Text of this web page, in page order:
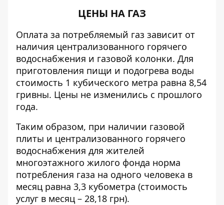
ЦЕНЫ НА ГАЗ
Оплата за потребляемый газ зависит от
наличия централизованного горячего
водоснабжения и газовой колонки. Для
приготовления пищи и подогрева воды
стоимость 1 кубического метра равна 8,54
гривны. Цены не изменились с прошлого
года.
Таким образом, при наличии газовой
плиты и централизованного горячего
водоснабжения для жителей
многоэтажного жилого фонда норма
потребления газа на одного человека в
месяц равна 3,3 кубометра (стоимость
услуг в месяц – 28,18 грн).